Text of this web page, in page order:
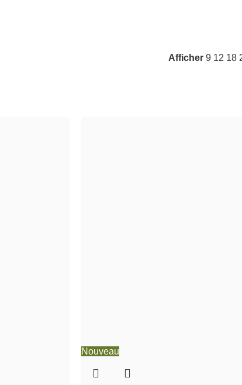
Afficher 9 12 18
Nouveau